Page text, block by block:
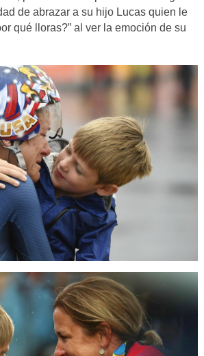
de abrazar a su hijo Lucas quien le
qué lloras?” al ver la emoción de su